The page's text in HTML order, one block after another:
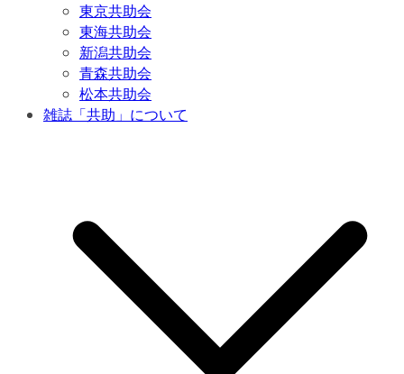
東京共助会
東海共助会
新潟共助会
青森共助会
松本共助会
雑誌「共助」について